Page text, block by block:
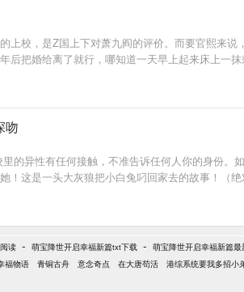
上校，是Z国上下对萧九阎的评价。而要官熙来
后把婚给离了就行，哪知道一天早上起来床上一
吻
的异性有任何接触，不准告诉任何人你的身份
！这是一头大灰狼把小白兔叼回家去的故事！（绝
读 - 萌宝降世开启幸福新篇txt下载 - 萌宝降世开启幸福新篇最
福物语 青铜古舟 意念奇点 在大唐苟活 港综系统要我多招小